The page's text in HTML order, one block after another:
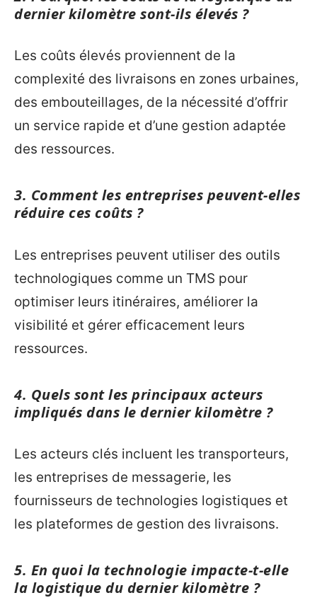
dernier kilomètre sont-ils élevés ?
Les coûts élevés proviennent de la
complexité des livraisons en zones urbaines,
des embouteillages, de la nécessité d’offrir
un service rapide et d’une gestion adaptée
des ressources.
3. Comment les entreprises peuvent-elles
réduire ces coûts ?
Les entreprises peuvent utiliser des outils
technologiques comme un TMS pour
optimiser leurs itinéraires, améliorer la
visibilité et gérer efficacement leurs
ressources.
4. Quels sont les principaux acteurs
impliqués dans le dernier kilomètre ?
Les acteurs clés incluent les transporteurs,
les entreprises de messagerie, les
fournisseurs de technologies logistiques et
les plateformes de gestion des livraisons.
5. En quoi la technologie impacte-t-elle
la logistique du dernier kilomètre ?